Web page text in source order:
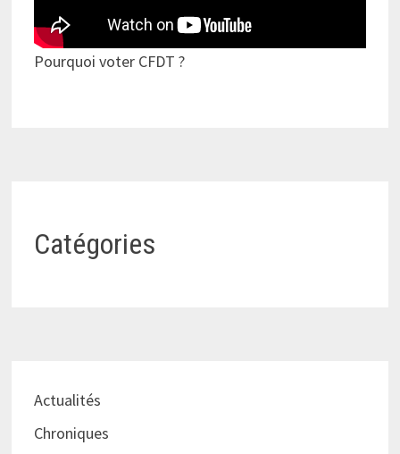
Pourquoi voter CFDT ?
Catégories
Actualités
Chroniques